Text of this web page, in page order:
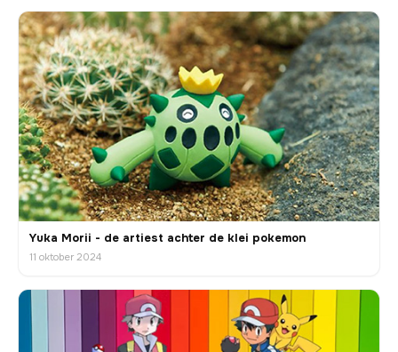
Yuka Morii - de artiest achter de klei pokemon
11 oktober 2024